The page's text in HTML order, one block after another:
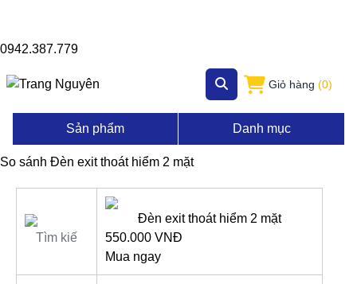
0942.387.779
Giỏ hàng (0)
Sản phẩm Danh mục
So sánh Đèn exit thoát hiểm 2 mặt
Đèn exit thoát hiểm 2 mặt
550.000 VNĐ
Mua ngay